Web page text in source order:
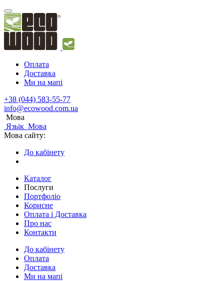
Оплата
Доставка
Ми на мапі
+38 (044) 583-55-77
info@ecowood.com.ua
Мова
Язьік Мова
Мова сайту:
До кабінету
Каталог
Послуги
Портфоліо
Корисне
Оплата і Доставка
Про нас
Контакти
До кабінету
Оплата
Доставка
Ми на мапі